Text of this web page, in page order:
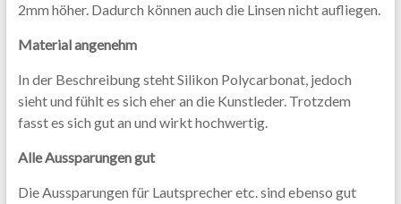
2mm höher. Dadurch können auch die Linsen nicht aufliegen.
Material angenehm
In der Beschreibung steht Silikon Polycarbonat, jedoch
sieht und fühlt es sich eher an die Kunstleder. Trotzdem
fasst es sich gut an und wirkt hochwertig.
Alle Aussparungen gut
Die Aussparungen für Lautsprecher etc. sind ebenso gut